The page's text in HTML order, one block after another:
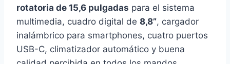
rotatoria de 15,6 pulgadas para el sistema
multimedia, cuadro digital de 8,8”, cargador
inalámbrico para smartphones, cuatro puertos
USB-C, climatizador automático y buena